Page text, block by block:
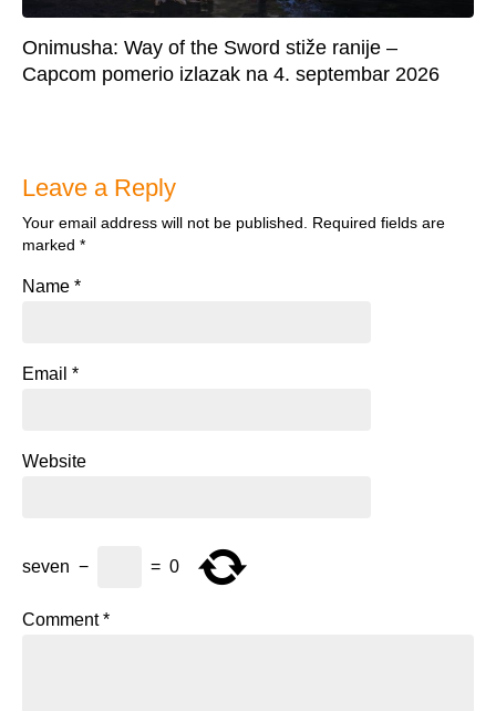
Onimusha: Way of the Sword stiže ranije –
Capcom pomerio izlazak na 4. septembar 2026
Leave a Reply
Your email address will not be published. Required fields are
marked *
Name *
Email *
Website
seven − = 0
Comment*